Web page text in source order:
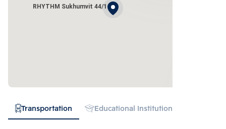
RHYTHM Sukhumvit 44/1
Transportation Educational Institution